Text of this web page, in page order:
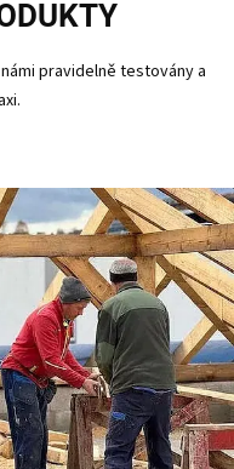
pravidelně testovány a